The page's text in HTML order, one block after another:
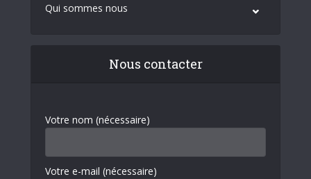
Qui sommes nous
Nous contacter
Votre nom (nécessaire)
Votre e-mail (nécessaire)